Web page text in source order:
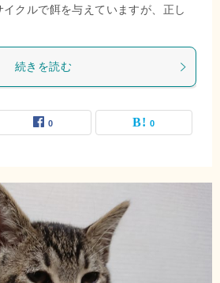
イクルで餌を与えていますが、正し
続きを読む
0 0